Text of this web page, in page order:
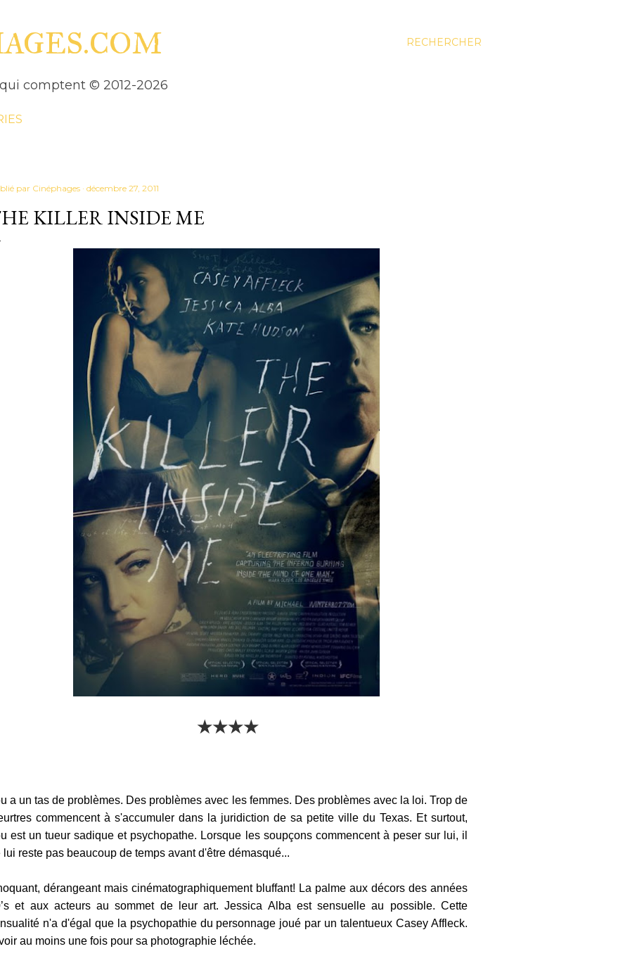
RECHERCHER
comptent © 2012-2026
par Cinéphages décembre 27, 2011
KILLER INSIDE ME
★★★★
a un tas de problèmes. Des problèmes avec les femmes. Des problèmes avec la loi. Trop de
commencent à s'accumuler dans la juridiction de sa petite ville du Texas. Et surtout,
est un tueur sadique et psychopathe. Lorsque les soupçons commencent à peser sur lui, il
lui reste pas beaucoup de temps avant d'être démasqué...
dérangeant mais cinématographiquement bluffant! La palme aux décors des années
et aux acteurs au sommet de leur art. Jessica Alba est sensuelle au possible. Cette
n'a d'égal que la psychopathie du personnage joué par un talentueux Casey Affleck.
au moins une fois pour sa photographie léchée.